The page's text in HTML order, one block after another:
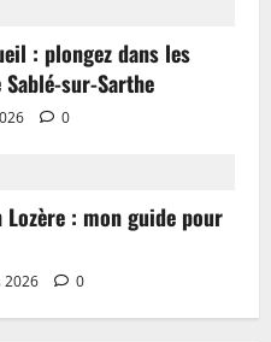
: plongez dans les
sur-Sarthe
0
: mon guide pour
2026 0